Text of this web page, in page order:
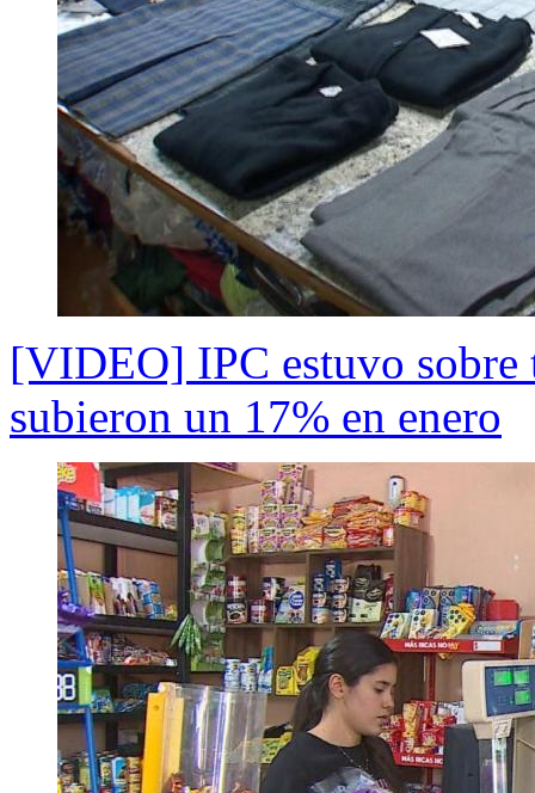
[VIDEO] IPC estuvo sobre
subieron un 17% en enero